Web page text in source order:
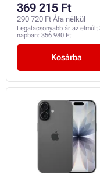
369 215 Ft
290 720 Ft Áfa nélkül
Legalacsonyabb ár az elmúlt
napban: 356 980 Ft
Kosárba